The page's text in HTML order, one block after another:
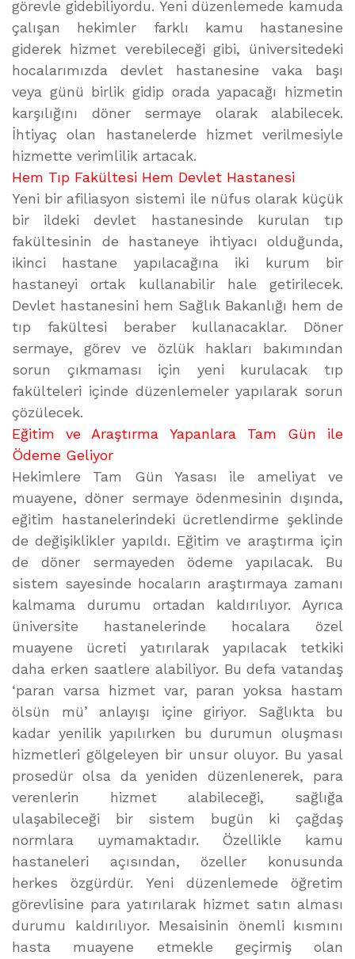
görevle gidebiliyordu. Yeni düzenlemede kamuda
çalışan hekimler farklı kamu hastanesine
giderek hizmet verebileceği gibi, üniversitedeki
hocalarımızda devlet hastanesine vaka başı
veya günü birlik gidip orada yapacağı hizmetin
karşılığını döner sermaye olarak alabilecek.
İhtiyaç olan hastanelerde hizmet verilmesiyle
hizmette verimlilik artacak.
Hem Tıp Fakültesi Hem Devlet Hastanesi
Yeni bir afiliasyon sistemi ile nüfus olarak küçük
bir ildeki devlet hastanesinde kurulan tıp
fakültesinin de hastaneye ihtiyacı olduğunda,
ikinci hastane yapılacağına iki kurum bir
hastaneyi ortak kullanabilir hale getirilecek.
Devlet hastanesini hem Sağlık Bakanlığı hem de
tıp fakültesi beraber kullanacaklar. Döner
sermaye, görev ve özlük hakları bakımından
sorun çıkmaması için yeni kurulacak tıp
fakülteleri içinde düzenlemeler yapılarak sorun
çözülecek.
Eğitim ve Araştırma Yapanlara Tam Gün ile
Ödeme Geliyor
Hekimlere Tam Gün Yasası ile ameliyat ve
muayene, döner sermaye ödenmesinin dışında,
eğitim hastanelerindeki ücretlendirme şeklinde
de değişiklikler yapıldı. Eğitim ve araştırma için
de döner sermayeden ödeme yapılacak. Bu
sistem sayesinde hocaların araştırmaya zamanı
kalmama durumu ortadan kaldırılıyor. Ayrıca
üniversite hastanelerinde hocalara özel
muayene ücreti yatırılarak yapılacak tetkiki
daha erken saatlere alabiliyor. Bu defa vatandaş
‘paran varsa hizmet var, paran yoksa hastam
ölsün mü’ anlayışı içine giriyor. Sağlıkta bu
kadar yenilik yapılırken bu durumun oluşması
hizmetleri gölgeleyen bir unsur oluyor. Bu yasal
prosedür olsa da yeniden düzenlenerek, para
verenlerin hizmet alabileceği, sağlığa
ulaşabileceği bir sistem bugün ki çağdaş
normlara uymamaktadır. Özellikle kamu
hastaneleri açısından, özeller konusunda
herkes özgürdür. Yeni düzenlemede öğretim
görevlisine para yatırılarak hizmet satın alması
durumu kaldırılıyor. Mesaisinin önemli kısmını
hasta muayene etmekle geçirmiş olan